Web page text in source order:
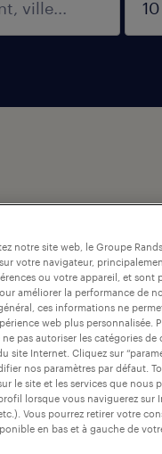
conducteur
secteur
lentilly,
intérim
notre site web, le Groupe
votre navigateur,
ou votre appareil, et
améliorer la performance de
général, ces informations ne
web plus personnalisée.
pas autoriser les catégories
site Internet. Cliquez sur
nos paramètres par défaut.
le site et les services que nous
lorsque vous naviguerez
Vous pourrez retirer votre
en bas et à gauche de